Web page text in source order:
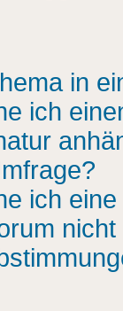
in
ich
ich